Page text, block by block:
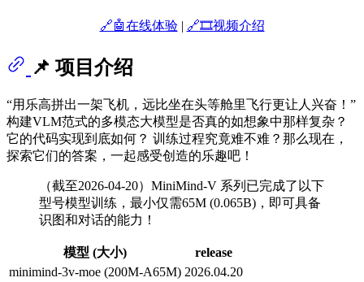
🔗🤖在线体验| 🔗🎞️视频介绍
📌 项目介绍
“用乐高拼出一架飞机，远比坐在头等舱里飞行更让人兴奋！”
构建VLM范式的多模态大模型是否真的如想象中那样复杂？
它的代码实现到底如何？ 训练过程究竟难不难？那么现在，
探索它们的答案，一起感受创造的乐趣吧！
（截至2026-04-20）MiniMind-V 系列已完成了以下
型号模型训练，最小仅需65M (0.065B)，即可具备
识图和对话的能力！
模型 (大小)
release
minimind-3v-moe (200M-A65M) 2026.04.20